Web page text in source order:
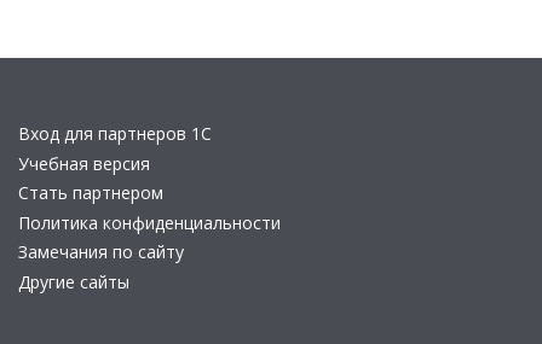
Вход для партнеров 1С
Учебная версия
Стать партнером
Политика конфиденциальности
Замечания по сайту
Другие сайты